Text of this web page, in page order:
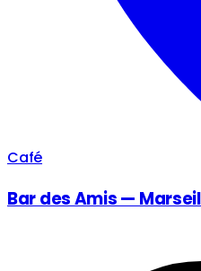
Café
Bar des Amis —